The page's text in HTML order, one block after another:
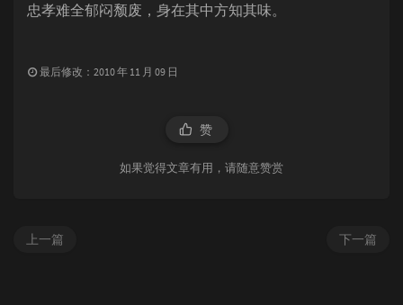
忠孝难全郁闷颓废，身在其中方知其味。
最后修改：2010 年 11 月 09 日
赞
如果觉得文章有用，请随意赞赏
下一篇
上一篇